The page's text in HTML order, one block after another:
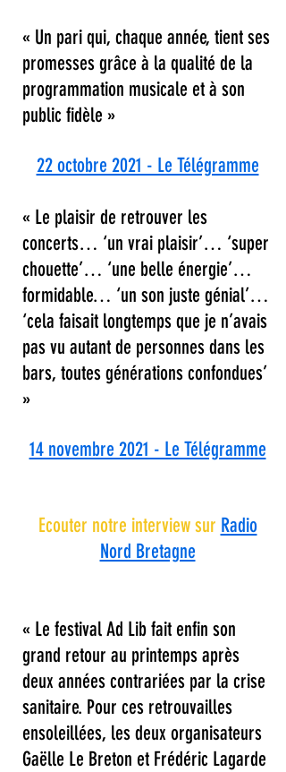
« Un pari qui, chaque année, tient ses
promesses grâce à la qualité de la
programmation musicale et à son
public fidèle »
22 octobre 2021 - Le Télégramme
« Le plaisir de retrouver les
concerts… ‘un vrai plaisir’… ‘super
chouette’… ‘une belle énergie’…
formidable… ‘un son juste génial’…
‘cela faisait longtemps que je n’avais
pas vu autant de personnes dans les
bars, toutes générations confondues’
»
14 novembre 2021 - Le Télégramme
Ecouter notre interview sur Radio
Nord Bretagne
« Le festival Ad Lib fait enfin son
grand retour au printemps après
deux années contrariées par la crise
sanitaire. Pour ces retrouvailles
ensoleillées, les deux organisateurs
Gaëlle Le Breton et Frédéric Lagarde